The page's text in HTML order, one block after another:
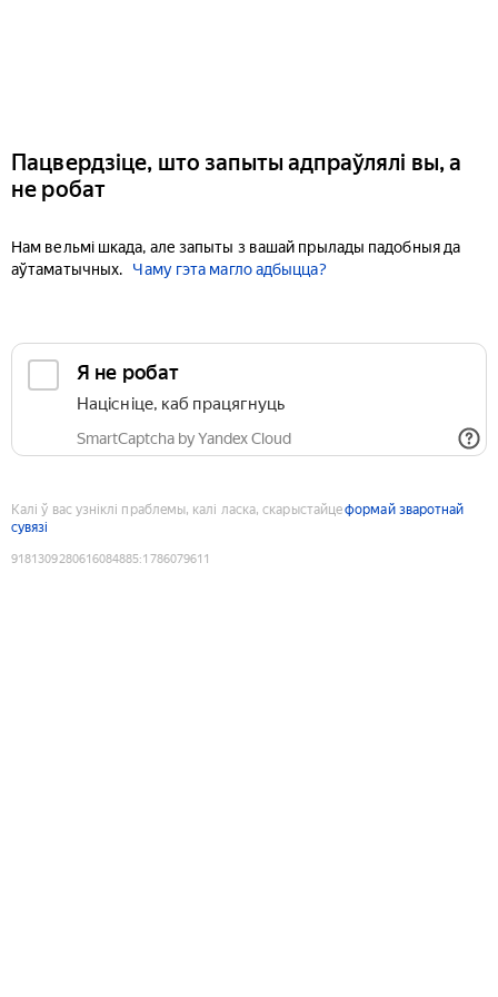
Пацвердзіце, што запыты адпраўлялі вы, а
не робат
Нам вельмі шкада, але запыты з вашай прылады падобныя да
аўтаматычных.
Чаму гэта магло адбыцца?
Я не робат
Націсніце, каб працягнуць
SmartCaptcha by Yandex Cloud
Калі ў вас узніклі праблемы, калі ласка, скарыстайцеформай зваротнай
сувязі
9181309280616084885:1786079611